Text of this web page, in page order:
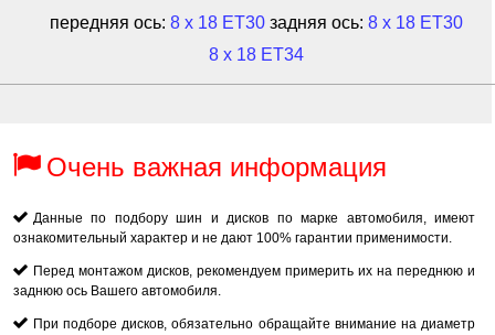
передняя ось: 8 x 18 ET30 задняя ось: 8 x 18 ET30
8 x 18 ET34
Очень важная информация
Данные по подбору шин и дисков по марке автомобиля, имеют
ознакомительный характер и не дают 100% гарантии применимости.
Перед монтажом дисков, рекомендуем примерить их на переднюю и
заднюю ось Вашего автомобиля.
При подборе дисков, обязательно обращайте внимание на диаметр